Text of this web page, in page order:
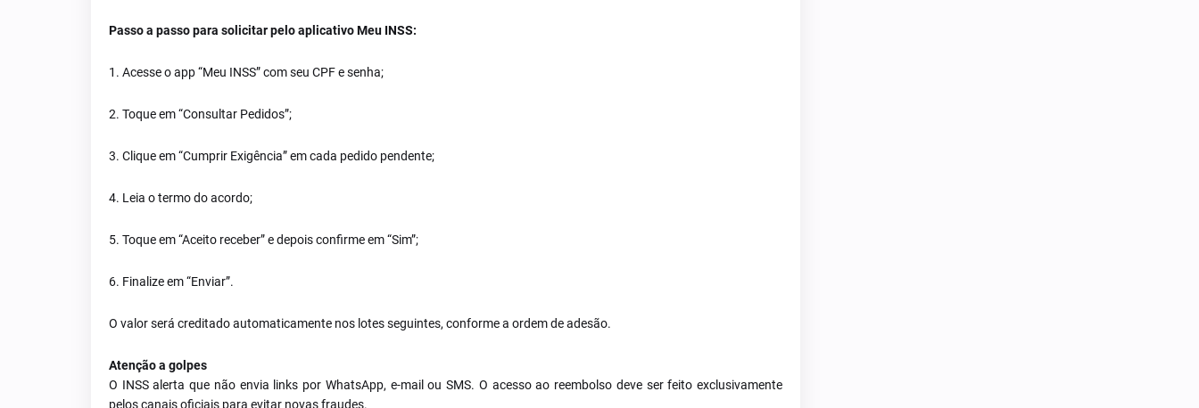
Passo a passo para solicitar pelo aplicativo Meu INSS:
1. Acesse o app “Meu INSS” com seu CPF e senha;
2. Toque em “Consultar Pedidos”;
3. Clique em “Cumprir Exigência” em cada pedido pendente;
4. Leia o termo do acordo;
5. Toque em “Aceito receber” e depois confirme em “Sim”;
6. Finalize em “Enviar”.
O valor será creditado automaticamente nos lotes seguintes, conforme a ordem de adesão.
Atenção a golpes
O INSS alerta que não envia links por WhatsApp, e-mail ou SMS. O acesso ao reembolso deve ser feito exclusivamente
pelos canais oficiais para evitar novas fraudes.